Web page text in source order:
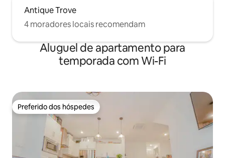
Antique Trove
4 moradores locais recomendam
Aluguel de apartamento para
temporada com Wi-Fi
Preferido dos hóspedes
Preferido dos hóspedes